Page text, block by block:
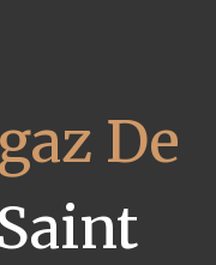
De
Saint